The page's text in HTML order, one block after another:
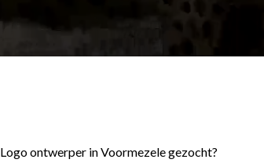
Logo ontwerper in Voormezele gezocht?